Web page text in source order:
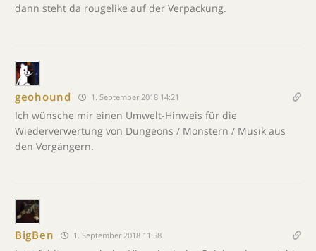
dann steht da rougelike auf der Verpackung.
geohound 1. September 2018 14:21
Ich wünsche mir einen Umwelt-Hinweis für die
Wiederverwertung von Dungeons / Monstern / Musik aus
den Vorgängern.
BigBen 1. September 2018 11:58